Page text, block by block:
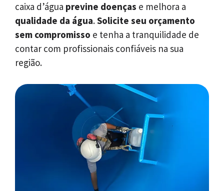
caixa d’água previne doenças e melhora a
qualidade da água.Solicite seu orçamento
sem compromisso e tenha a tranquilidade de
contar com profissionais confiáveis na sua
região.